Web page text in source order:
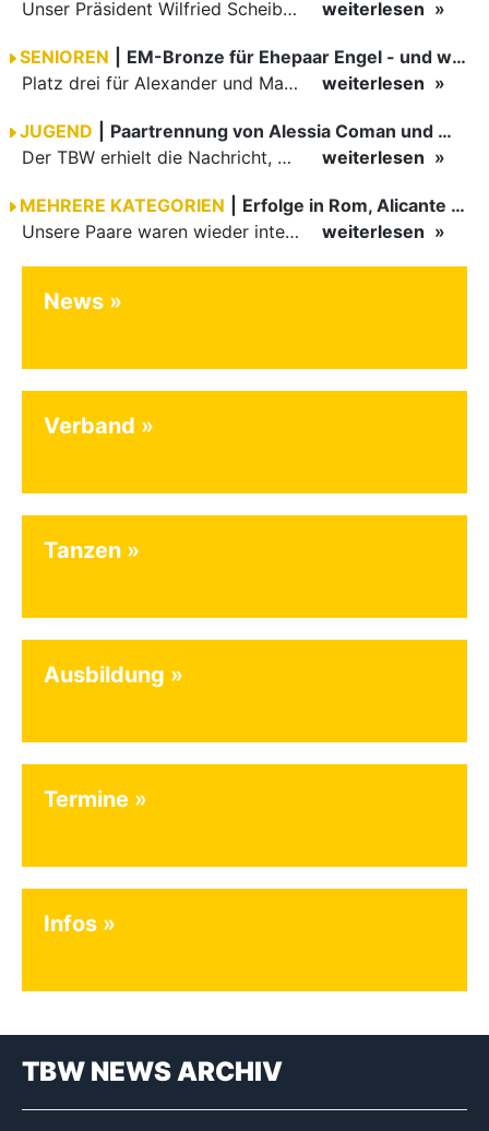
Unser Präsident Wilfried Scheible meldet den Gewinn des Teammatches in Brno.
weiterlesen
SENIOREN
EM-Bronze für Ehepaar Engel - und weitere internationale Erfolge
Platz drei für Alexander und Marina Engel bei der EM Senior II Latin
weiterlesen
JUGEND
Paartrennung von Alessia Coman und Max Gramer vom 1. TC Ludwigsburg
Der TBW erhielt die Nachricht, dass sich das Paar Alessia Coman und Max Gramer (1.TC Ludwigsburg) getrennt hat.
weiterlesen
MEHRERE KATEGORIEN
Erfolge in Rom, Alicante und Kaunas
Unsere Paare waren wieder international sehr erfolgreich unterwegs.
weiterlesen
News
Verband
Tanzen
Ausbildung
Termine
Infos
TBW NEWS ARCHIV